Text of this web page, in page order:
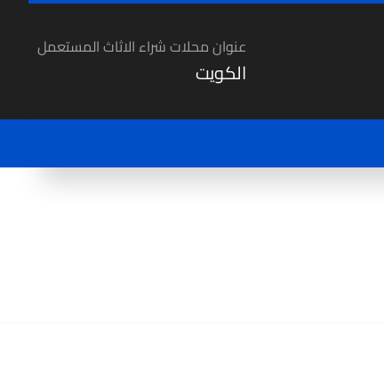
عنوان محلات شراء الاثاث المستعمل
الكويت